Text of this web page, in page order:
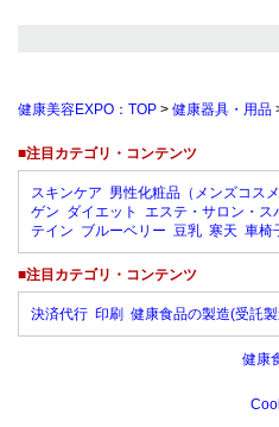
健康美容EXPO：TOP > 健康器具・用品
■注目カテゴリ・コンテンツ
スキンケア 男性化粧品（メンズコスメ
ゲン ダイエット エステ・サロン・ス
テイン ブルーベリー 豆乳 寒天 車椅
■注目カテゴリ・コンテンツ
決済代行 印刷 健康食品の製造(受託
健康